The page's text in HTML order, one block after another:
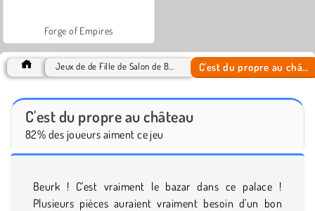
Forge of Empires
C'est du propre au château
82% des joueurs aiment ce jeu
Beurk ! C'est vraiment le bazar dans ce palace !
Plusieurs pièces auraient vraiment besoin d'un bon